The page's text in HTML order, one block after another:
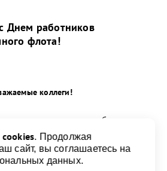
Днем работников
флота!
коллеги!
тех, кто трудится на благо
cookies. Продолжая
сайт, вы соглашаетесь на
данных.